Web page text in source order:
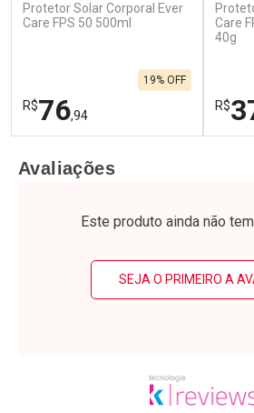
Protetor Solar Corporal Ever
Care FPS 50 500ml
R$76,94
19% OFF
Laboratório
Por Menos
Care
40g
R$
Por
Avaliações
Este produto ainda não
SEJA O PRIMEIRO A